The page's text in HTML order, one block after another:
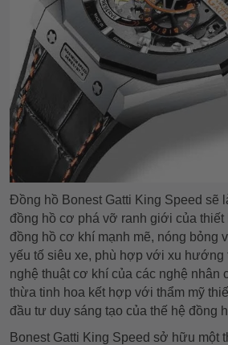
Đồng hồ Bonest Gatti King Speed sẽ
đồng hồ cơ phá vỡ ranh giới của
đồng hồ cơ khí mạnh mẽ, nóng bỏng
yếu tố siêu xe, phù hợp với xu hướng
nghệ thuật cơ khí của các nghệ nhân
thừa tinh hoa kết hợp với thẩm mỹ
đầu tư duy sáng tạo của thế hệ đồng
Bonest Gatti King Speed sở hữu một